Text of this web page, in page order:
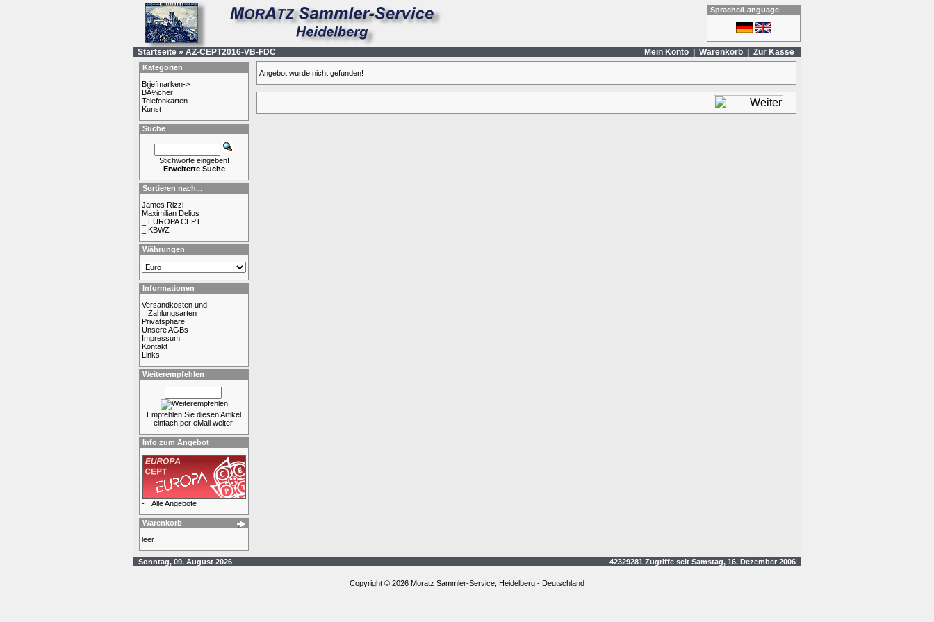
Sprache/Language
Startseite » AZ-CEPT2016-VB-FDC Mein Konto Warenkorb Zur Kasse
Kategorien
Briefmarken->
BÃ¼cher
Telefonkarten
Kunst
Suche
Stichworte eingeben!
Erweiterte Suche
Sortieren nach...
James Rizzi
Maximilian Delius
_ EUROPA CEPT
_ KBWZ
Währungen
Informationen
Versandkosten und
Zahlungsarten
Privatsphäre
Unsere AGBs
Impressum
Kontakt
Links
Weiterempfehlen
Empfehlen Sie diesen Artikel
einfach per eMail weiter.
Info zum Angebot
- Alle Angebote
Warenkorb
leer
Angebot wurde nicht gefunden!
Sonntag, 09. August 2026 42329281 Zugriffe seit Samstag, 16. Dezember 2006
Copyright © 2026 Moratz Sammler-Service, Heidelberg - Deutschland